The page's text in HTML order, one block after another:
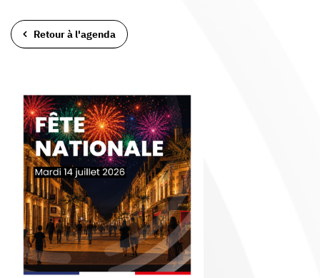
Retour à l'agenda